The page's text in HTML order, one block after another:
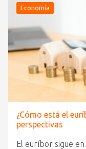
Economía
¿Cómo está el
perspectivas
El euríbor sigue